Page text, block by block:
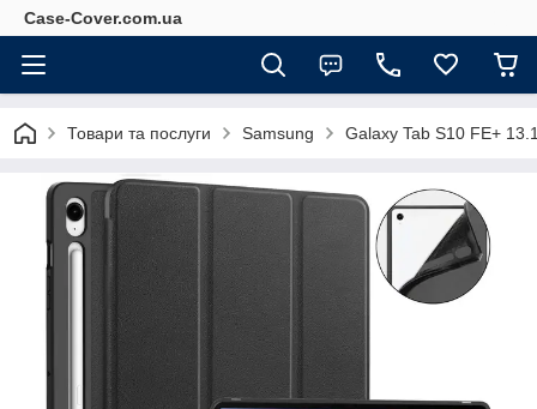
Case-Cover.com.ua
Товари та послуги Samsung Galaxy Tab S10 FE+